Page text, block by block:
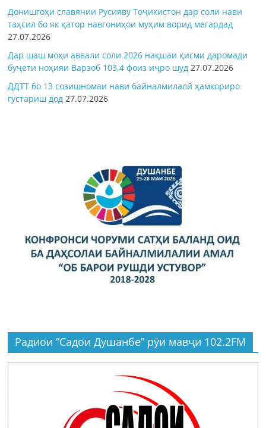
Донишгоҳи славянии Русияву Тоҷикистон дар соли нави
таҳсил бо як қатор навгониҳои муҳим ворид мегардад
27.07.2026
Дар шаш моҳи аввали соли 2026 нақшаи қисми даромади
буҷети ноҳияи Варзоб 103,4 фоиз иҷро шуд 27.07.2026
ДДТТ бо 13 созишномаи нави байналмилалӣ ҳамкориро
густариш дод 27.07.2026
Радиои “Садои Душанбе” рӯи мавҷи 102.2FM